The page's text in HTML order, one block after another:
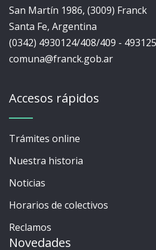
San Martín 1986, (3009) Franck
Santa Fe, Argentina
(0342) 4930124/408/409 -
comuna@franck.gob.ar
Accesos rápidos
Trámites online
Nuestra historia
Noticias
Horarios de colectivos
Reclamos
Novedades